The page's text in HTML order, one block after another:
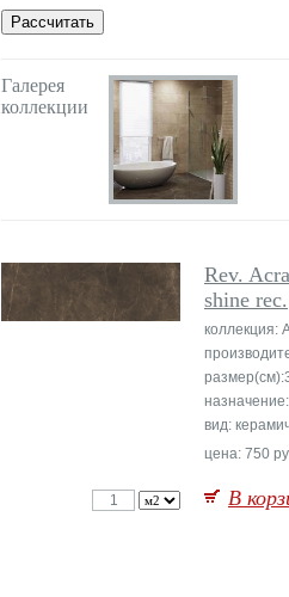
Галерея
коллекции
Rev.
shine rec.
коллекция:
вид:
цена: 750
В